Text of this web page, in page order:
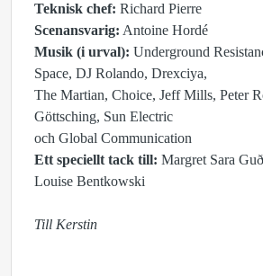
Teknisk chef: Richard Pierre
Scenansvarig: Antoine Hordé
Musik (i urval): Underground
Space, DJ Rolando, Drexciya,
The Martian, Choice, Jeff Mills, Peter
Göttsching, Sun Electric
och Global Communication
Ett speciellt tack till: Margret Sara
Louise Bentkowski
Till Kerstin